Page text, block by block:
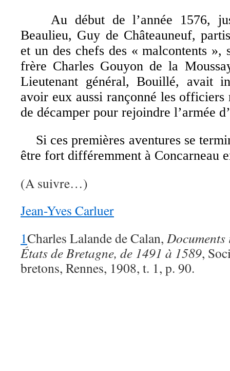
Au début de l’année 1576,
Beaulieu, Guy de Châteauneuf,
et un des chefs des « malcontents »,
frère Charles Gouyon de la
Lieutenant général, Bouillé, avait
avoir eux aussi rançonné les officiers
de décamper pour rejoindre l’armée
Si ces premières aventures se
être fort différemment à Concarneau
(A suivre…)
Jean-Yves Carluer
1Charles Lalande de Calan,
États de Bretagne, de 1491 à 1589,
bretons, Rennes, 1908, t. 1, p. 90.